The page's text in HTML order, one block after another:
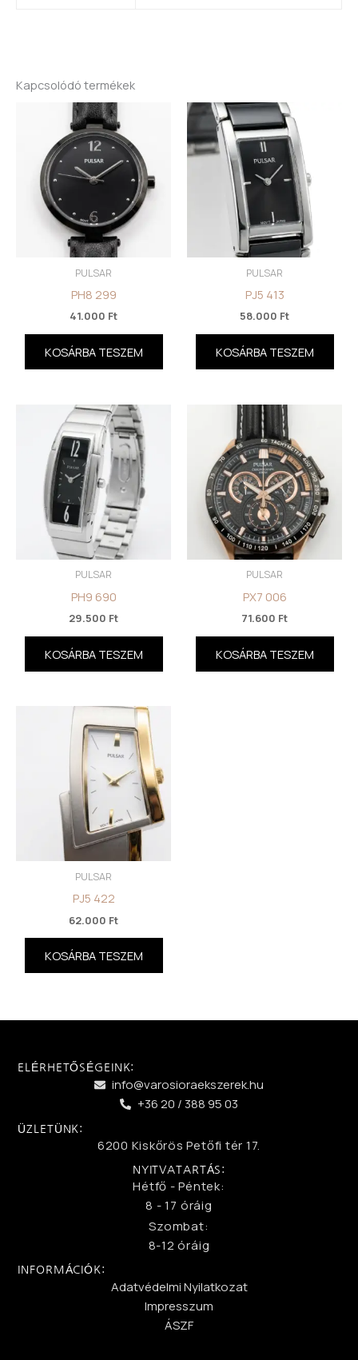
Kapcsolódó termékek
PULSAR
PH8 299
41.000 Ft
KOSÁRBA TESZEM
PULSAR
PJ5 413
58.000 Ft
KOSÁRBA TESZEM
PULSAR
PH9 690
29.500 Ft
KOSÁRBA TESZEM
PULSAR
PX7 006
71.600 Ft
KOSÁRBA TESZEM
PULSAR
PJ5 422
62.000 Ft
KOSÁRBA TESZEM
ELÉRHETŐSÉGEINK:
info@varosioraekszerek.hu
+36 20 / 388 95 03
ÜZLETÜNK:
6200 Kiskőrös Petőfi tér 17.
NYITVATARTÁS:
Hétfő - Péntek:
8 - 17 óráig
Szombat:
8-12 óráig
INFORMÁCIÓK:
Adatvédelmi Nyilatkozat
Impresszum
ÁSZF